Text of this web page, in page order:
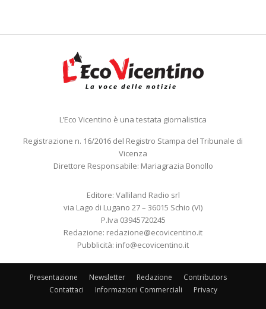
L’Eco Vicentino è una testata giornalistica
Registrazione n. 16/2016 del Registro Stampa del Tribunale di
Vicenza
Direttore Responsabile: Mariagrazia Bonollo
Editore: Valliland Radio srl
via Lago di Lugano 27 – 36015 Schio (VI)
P.Iva 03945720245
Redazione: redazione@ecovicentino.it
Pubblicità: info@ecovicentino.it
Presentazione Newsletter Redazione
Contributors
Contattaci
Informazioni Commerciali Privacy